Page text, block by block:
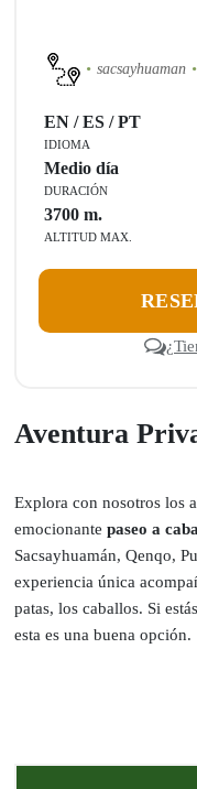
sacsayhuaman
EN / ES / PT
IDIOMA
Medio día
DURACIÓN
3700 m.
ALTITUD MAX.
Aventura
Explora con nosotros los
emocionantepaseo a
Sacsayhuamán, Qenqo,
experiencia única
patas, los caballos. Si
esta es una buena opción.